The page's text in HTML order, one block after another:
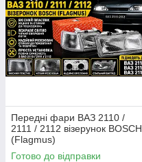
Передні фари ВАЗ 2110 /
2111 / 2112 візерунок BOSCH
(Flagmus)
Готово до відправки